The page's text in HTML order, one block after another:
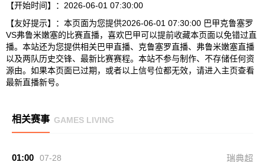
【开始时间】：2026-06-01 07:30:00
【友好提示】：本页面为您提供2026-06-01 07:30:00 巴甲克鲁塞罗
VS弗鲁米嫩塞的比赛直播，喜欢巴甲可以提前收藏本页面以免错过直
播。本站还为您提供相关巴甲直播、克鲁塞罗直播、弗鲁米嫩塞直播
以及两队历史交锋、最新比赛赛程。本站不参与制作、不存储任何资
源由。如果本页面已过期，或者以上信号位都无效，请进入主页查看
最新直播新号。
相关赛事 GAMES LIVING
01:00 07-28 瑞典超